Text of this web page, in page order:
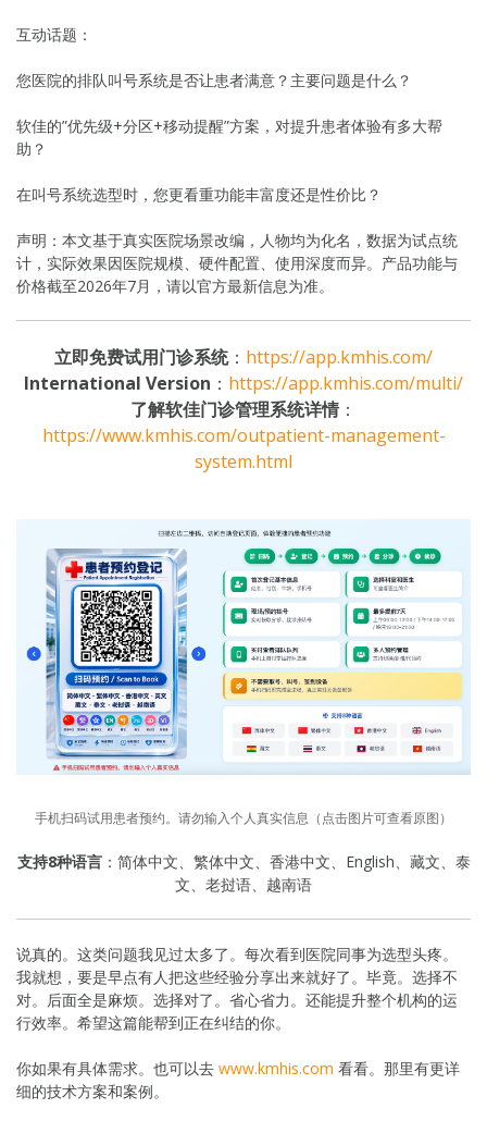
互动话题：
您医院的排队叫号系统是否让患者满意？主要问题是什么？
软佳的”优先级+分区+移动提醒”方案，对提升患者体验有多大帮
助？
在叫号系统选型时，您更看重功能丰富度还是性价比？
声明：本文基于真实医院场景改编，人物均为化名，数据为试点统
计，实际效果因医院规模、硬件配置、使用深度而异。产品功能与
价格截至2026年7月，请以官方最新信息为准。
立即免费试用门诊系统： https://app.kmhis.com/
International Version ： https://app.kmhis.com/multi/
了解软佳门诊管理系统详情：
https://www.kmhis.com/outpatient-management-
system.html
手机扫码试用患者预约。请勿输入个人真实信息（点击图片可查看原图）
支持8种语言：简体中文、繁体中文、香港中文、English、藏文、泰
文、老挝语、越南语
说真的。这类问题我见过太多了。每次看到医院同事为选型头疼。
我就想，要是早点有人把这些经验分享出来就好了。毕竟。选择不
对。后面全是麻烦。选择对了。省心省力。还能提升整个机构的运
行效率。希望这篇能帮到正在纠结的你。
你如果有具体需求。也可以去 www.kmhis.com 看看。那里有更详
细的技术方案和案例。